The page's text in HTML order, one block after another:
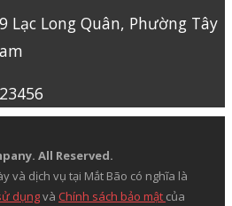
Lạc Long Quân, Phường Tây
All Reserved.
và dịch vụ tại Mắt Bão có nghĩa là
dụngvà Chính sách bảo mật của